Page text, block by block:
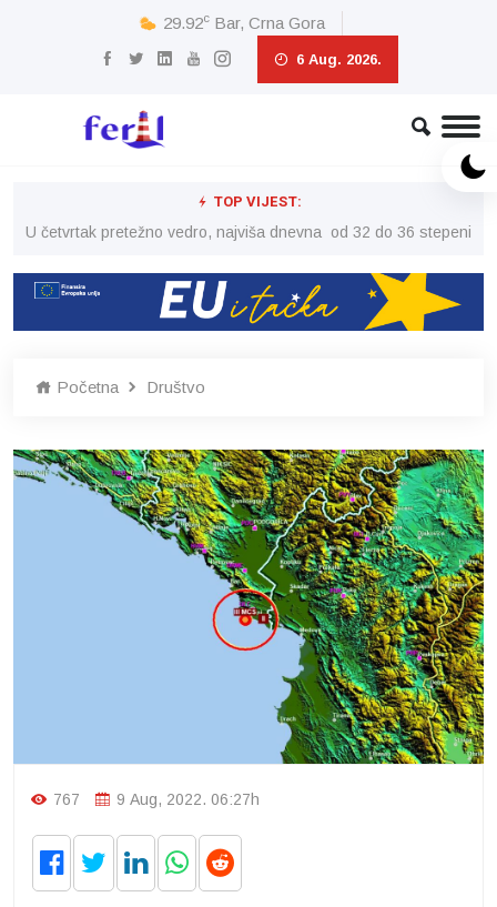
29.92c Bar, Crna Gora
6 Aug. 2026.
TOP VIJEST:
U četvrtak pretežno vedro, najviša dnevna od 32 do 36 stepeni
Početna Društvo
767 9 Aug, 2022. 06:27h